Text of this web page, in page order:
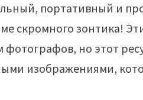
портативный и
скромного зонтика!
но этот
изображениями,